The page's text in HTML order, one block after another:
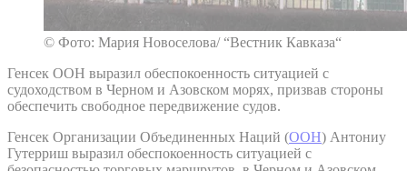
© Фото: Мария Новоселова/ “Вестник Кавказа“
Генсек ООН выразил обеспокоенность ситуацией с
судоходством в Черном и Азовском морях, призвав стороны
обеспечить свободное передвижение судов.
Генсек Организации Объединенных Наций (ООН) Антониу
Гутерриш выразил обеспокоенность ситуацией с